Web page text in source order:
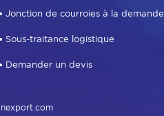
• Jonction de courroies à la demande
• Sous-traitance logistique
• Demander un devis